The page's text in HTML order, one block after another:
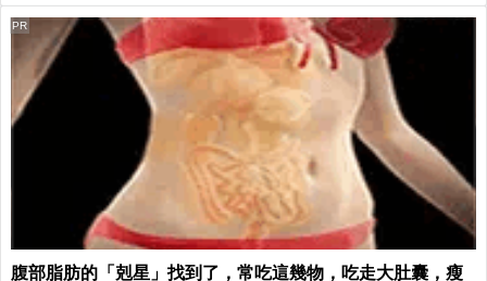
腹部脂肪的「剋星」找到了，常吃這幾物，吃走大肚囊，瘦
PR